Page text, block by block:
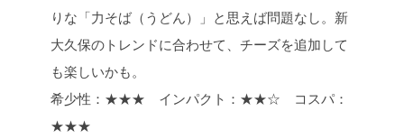
りな「力そば（うどん）」と思えば問題なし。新
大久保のトレンドに合わせて、チーズを追加して
も楽しいかも。
希少性：★★★ インパクト：★★☆ コスパ：
★★★